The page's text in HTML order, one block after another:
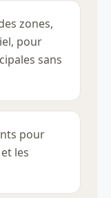
zones,
pour
sans
pour
les